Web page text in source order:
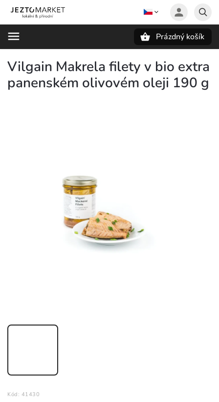
Prázdný košík
Vilgain Makrela filety v bio extra
panenském olivovém oleji 190 g
Kód: 41430